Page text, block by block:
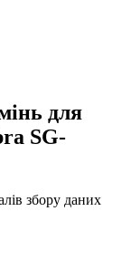
для
SG-
збору даних